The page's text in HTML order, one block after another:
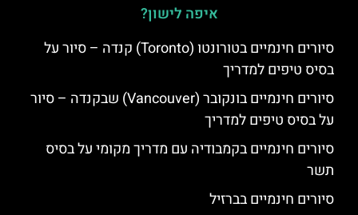
איפה לישון?
סיורים חינמיים בטורונטו (Toronto) קנדה – סיור על
בסיס טיפים למדריך
סיורים חינמיים בונקובר (Vancouver) שבקנדה – סיור
על בסיס טיפים למדריך
סיורים חינמיים בקמבודיה עם מדריך מקומי על בסיס
תשר
סיורים חינמיים בברזיל